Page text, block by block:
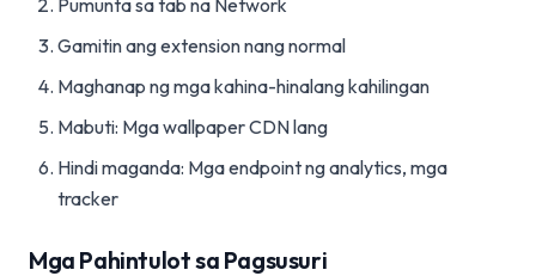
Pumunta sa tab na Network
Gamitin ang extension nang normal
Maghanap ng mga kahina-hinalang kahilingan
Mabuti: Mga wallpaper CDN lang
Hindi maganda: Mga endpoint ng analytics, mga
tracker
Mga Pahintulot sa Pagsusuri